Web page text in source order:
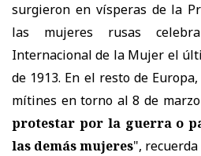
surgieron en vísperas de la
las mujeres rusas
Internacional de la Mujer el
de 1913. En el resto de
mítines en torno al 8 de
protestar por la guerra o
las demás mujeres",